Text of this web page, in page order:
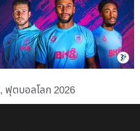
,ฟุตบอลโลก 2026